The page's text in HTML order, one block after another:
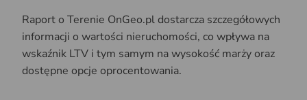
Raport o Terenie OnGeo.pl dostarcza szczegółowych
informacji o wartości nieruchomości, co wpływa na
wskaźnik LTV i tym samym na wysokość marży oraz
dostępne opcje oprocentowania.